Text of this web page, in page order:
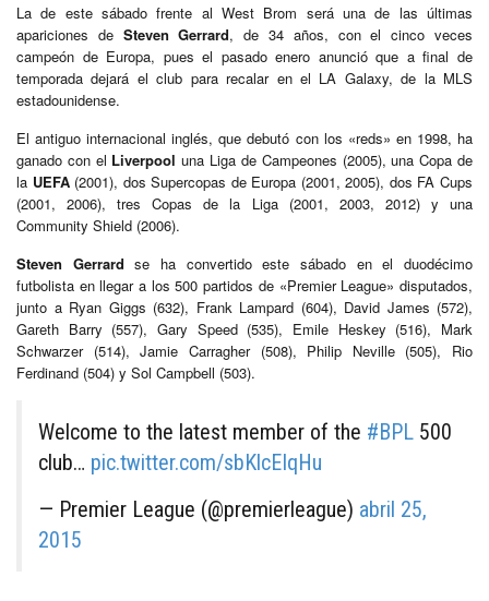
La de este sábado frente al West Brom será una de las últimas
apariciones de Steven Gerrard, de 34 años, con el cinco veces
campeón de Europa, pues el pasado enero anunció que a final de
temporada dejará el club para recalar en el LA Galaxy, de la MLS
estadounidense.
El antiguo internacional inglés, que debutó con los «reds» en 1998, ha
ganado con el Liverpool una Liga de Campeones (2005), una Copa de
la UEFA(2001), dos Supercopas de Europa (2001, 2005), dos FA Cups
(2001, 2006), tres Copas de la Liga (2001, 2003, 2012) y una
Community Shield (2006).
Steven Gerrard se ha convertido este sábado en el duodécimo
futbolista en llegar a los 500 partidos de «Premier League» disputados,
junto a Ryan Giggs (632), Frank Lampard (604), David James (572),
Gareth Barry (557), Gary Speed (535), Emile Heskey (516), Mark
Schwarzer (514), Jamie Carragher (508), Philip Neville (505), Rio
Ferdinand (504) y Sol Campbell (503).
Welcome to the latest member of the #BPL 500
club… pic.twitter.com/sbKlcEIqHu
— Premier League (@premierleague) abril 25,
2015